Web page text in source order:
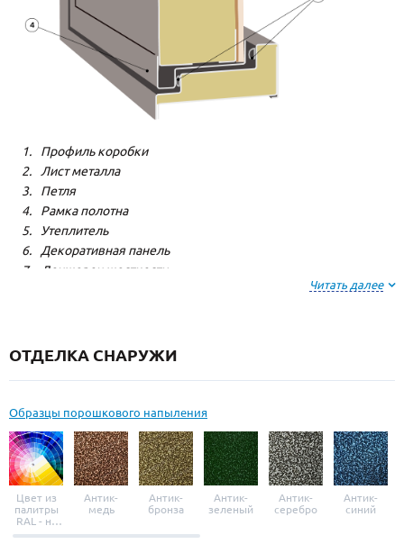
Профиль коробки
Лист металла
Петля
Рамка полотна
Утеплитель
Декоративная панель
Лонжерон жесткости
Читать далее
ОТДЕЛКА СНАРУЖИ
Образцы порошкового напыления
Цвет из
палитры
RAL - на
выбор
Антик-
медь
Антик-
бронза
Антик-
зеленый
Антик-
серебро
Антик-
синий